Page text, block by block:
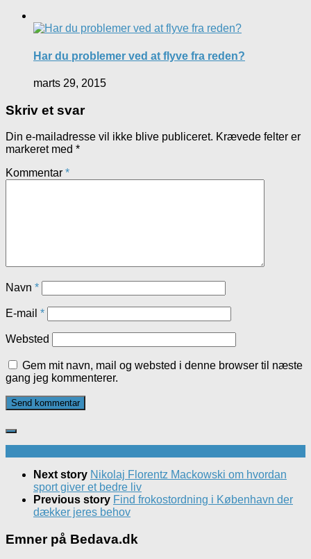
Har du problemer ved at flyve fra reden?
marts 29, 2015
Skriv et svar
Din e-mailadresse vil ikke blive publiceret. Krævede felter er
markeret med *
Kommentar *
Navn *
E-mail *
Websted
Gem mit navn, mail og websted i denne browser til næste
gang jeg kommenterer.
Next story Nikolaj Florentz Mackowski om hvordan
sport giver et bedre liv
Previous story Find frokostordning i København der
dækker jeres behov
Emner på Bedava.dk